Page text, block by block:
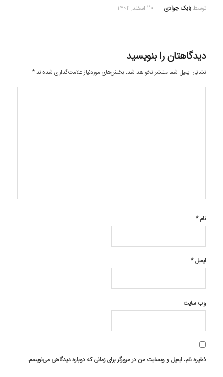
توسطبابک جوادی 20 اسفند, 1402
دیدگاهتان را بنویسید
نشانی ایمیل شما منتشر نخواهد شد. بخش‌های موردنیاز علامت‌گذاری شده‌اند*
نام*
ایمیل*
وب‌ سایت
ذخیره نام، ایمیل و وبسایت من در مرورگر برای زمانی که دوباره دیدگاهی می‌نویسم.